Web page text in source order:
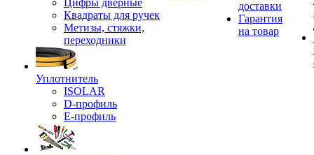
Цифры дверные
Квадраты для ручек
Метизы, стяжки,
переходники
Уплотнитель
ISOLAR
D-профиль
Е-профиль
доставки
Гарантия
на товар